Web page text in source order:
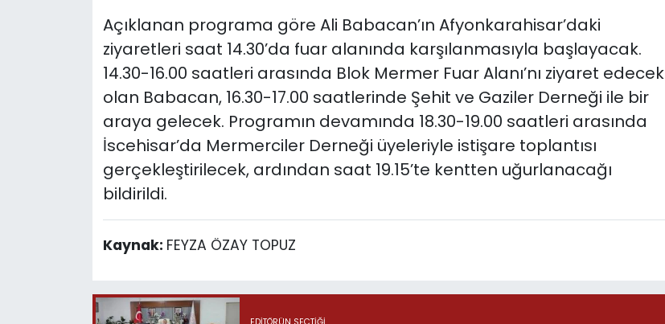
Açıklanan programa göre Ali Babacan’ın Afyonkarahisar’daki
ziyaretleri saat 14.30’da fuar alanında karşılanmasıyla başlayacak.
14.30-16.00 saatleri arasında Blok Mermer Fuar Alanı’nı ziyaret edecek
olan Babacan, 16.30-17.00 saatlerinde Şehit ve Gaziler Derneği ile bir
araya gelecek. Programın devamında 18.30-19.00 saatleri arasında
İscehisar’da Mermerciler Derneği üyeleriyle istişare toplantısı
gerçekleştirilecek, ardından saat 19.15’te kentten uğurlanacağı
bildirildi.
Kaynak: FEYZA ÖZAY TOPUZ